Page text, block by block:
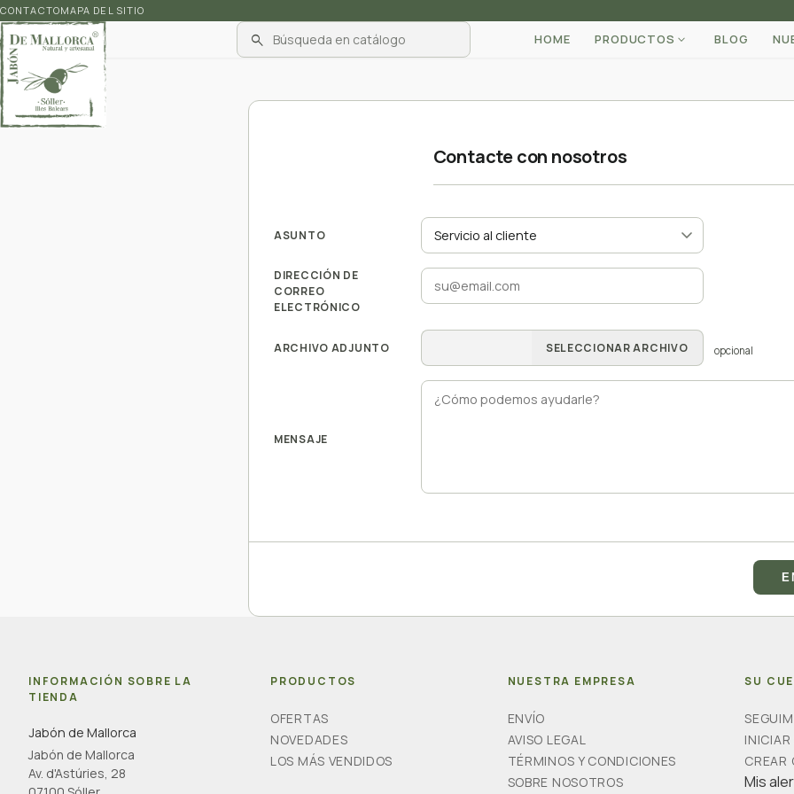
CONTACTOMAPA DEL SITIO
search HOME PRODUCTOS BLOG
Contacte con nosotros
ASUNTO
DIRECCIÓN DE
CORREO
ELECTRÓNICO
ARCHIVO ADJUNTO SELECCIONAR ARCHIVO opcional
MENSAJE
INFORMACIÓN SOBRE LA
TIENDA
Jabón de Mallorca
Jabón de Mallorca
Av. d'Astúries, 28
PRODUCTOS
OFERTAS
NOVEDADES
LOS MÁS VENDIDOS
NUESTRA EMPRESA
ENVÍO
AVISO LEGAL
TÉRMINOS Y CONDICIONES
SOBRE NOSOTROS
SU
INICIAR
CREAR
Mis